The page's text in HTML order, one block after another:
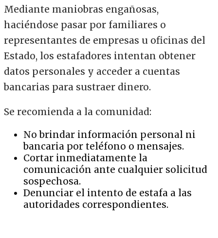
Mediante maniobras engañosas,
haciéndose pasar por familiares o
representantes de empresas u oficinas del
Estado, los estafadores intentan obtener
datos personales y acceder a cuentas
bancarias para sustraer dinero.
Se recomienda a la comunidad:
No brindar información personal ni
bancaria por teléfono o mensajes.
Cortar inmediatamente la
comunicación ante cualquier solicitud
sospechosa.
Denunciar el intento de estafa a las
autoridades correspondientes.